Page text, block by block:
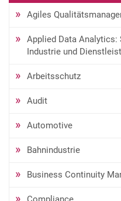
Agiles
Applied Data
Industrie und
Arbeitsschutz
Audit
Automotive
Bahnindustrie
Business Continuity